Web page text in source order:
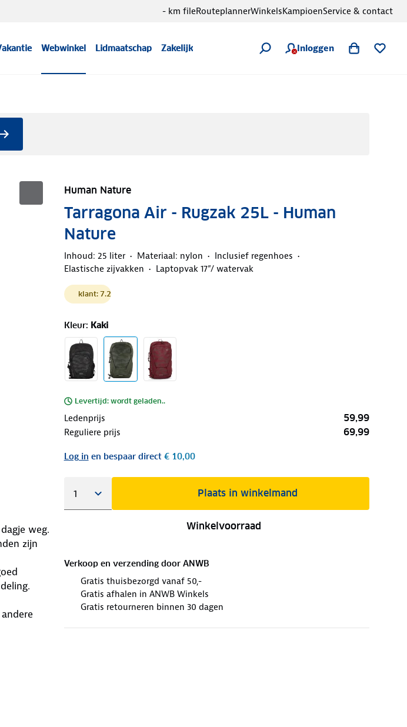
Webwinkel Lidmaatschap Zakelijk Inloggen
- km fileRouteplannerWinkelsKampioenService & contact
Human Nature
Tarragona Air - Rugzak 25L - Human
Nature
Inhoud: 25 liter Materiaal: nylon
Inclusief regenhoes
Elastische zijvakken
Laptopvak 17”/ watervak
klant: 7.2
Kleur: Kaki
Levertijd: wordt geladen..
Ledenprijs 59,99
Reguliere prijs 69,99
Log in en bespaar direct€ 10,00
Plaats in winkelmand
Winkelvoorraad
Verkoop en verzending door ANWB
Gratis thuisbezorgd vanaf 50,-
Gratis afhalen in ANWB Winkels
Gratis retourneren binnen 30 dagen
weg.
zijn
regen?